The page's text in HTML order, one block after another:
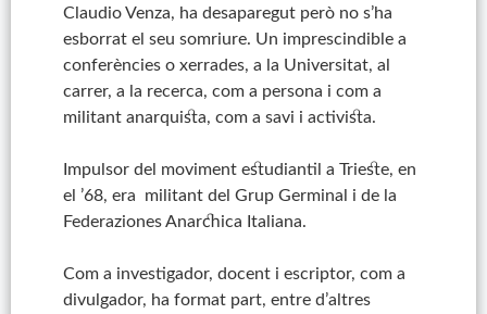
Claudio Venza, ha desaparegut però no s’ha
esborrat el seu somriure. Un imprescindible a
conferències o xerrades, a la Universitat, al
carrer, a la recerca, com a persona i com a
militant anarquista, com a savi i activista.
Impulsor del moviment estudiantil a Trieste, en
el ’68, era militant del Grup Germinal i de la
Federaziones Anarchica Italiana.
Com a investigador, docent i escriptor, com a
divulgador, ha format part, entre d’altres